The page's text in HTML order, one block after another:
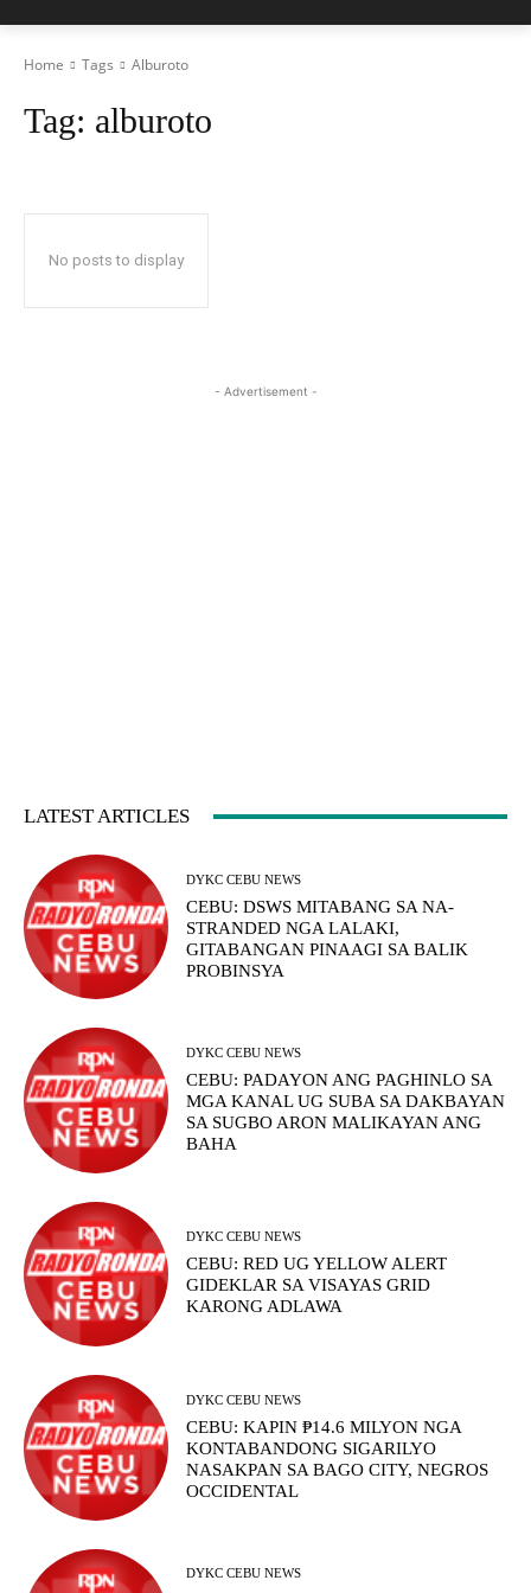
Home Tags Alburoto
Tag: alburoto
No posts to display
- Advertisement -
LATEST ARTICLES
DYKC CEBU NEWS
CEBU: DSWS MITABANG SA NA-
STRANDED NGA LALAKI,
GITABANGAN PINAAGI SA BALIK
PROBINSYA
DYKC CEBU NEWS
CEBU: PADAYON ANG PAGHINLO SA
MGA KANAL UG SUBA SA DAKBAYAN
SA SUGBO ARON MALIKAYAN ANG
BAHA
DYKC CEBU NEWS
CEBU: RED UG YELLOW ALERT
GIDEKLAR SA VISAYAS GRID
KARONG ADLAWA
DYKC CEBU NEWS
CEBU: KAPIN ₱14.6 MILYON NGA
KONTABANDONG SIGARILYO
NASAKPAN SA BAGO CITY, NEGROS
OCCIDENTAL
DYKC CEBU NEWS